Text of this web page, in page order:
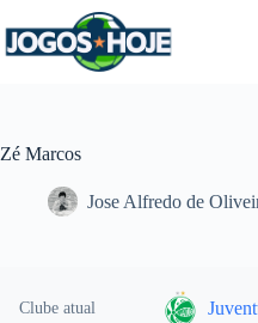
para
o
Zé Marcos
Jose Alfredo de
Clube atual